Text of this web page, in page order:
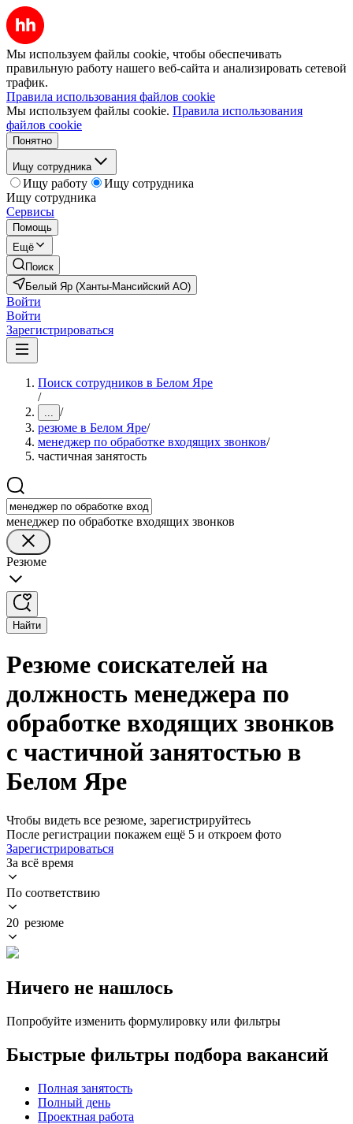
Мы используем файлы cookie, чтобы обеспечивать
правильную работу нашего веб-сайта и анализировать сетевой
трафик.
Правила использования файлов cookie
Мы используем файлы cookie. Правила использования
файлов cookie
Понятно
Ищу сотрудника
Ищу работу
Ищу сотрудника
Ищу сотрудника
Сервисы
Помощь
Ещё
Поиск
Белый Яр (Ханты-Мансийский АО)
Войти
Войти
Зарегистрироваться
Поиск сотрудников в Белом Яре
/
... /
резюме в Белом Яре/
менеджер по обработке входящих звонков/
частичная занятость
менеджер по обработке входящих звонков
Резюме
Найти
Резюме соискателей на
должность менеджера по
обработке входящих звонков
с частичной занятостью в
Белом Яре
Чтобы видеть все резюме, зарегистрируйтесь
После регистрации покажем ещё 5 и откроем фото
Зарегистрироваться
За всё время
По соответствию
20 резюме
Ничего не нашлось
Попробуйте изменить формулировку или фильтры
Быстрые фильтры подбора вакансий
Полная занятость
Полный день
Проектная работа